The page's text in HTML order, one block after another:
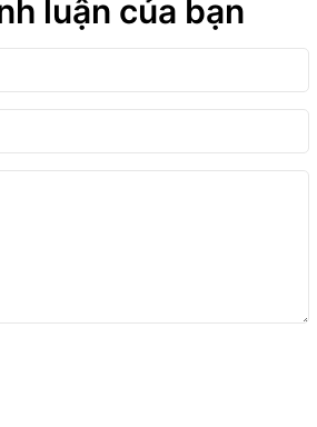
luận của bạn